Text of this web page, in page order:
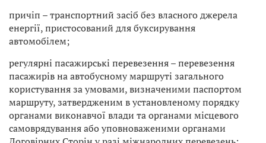
причіп – транспортний засіб без власного джерела
енергії, пристосований для буксирування
автомобілем;
регулярні пасажирські перевезення – перевезення
пасажирів на автобусному маршруті загального
користування за умовами, визначеними паспортом
маршруту, затвердженим в установленому порядку
органами виконавчої влади та органами місцевого
самоврядування або уповноваженими органами